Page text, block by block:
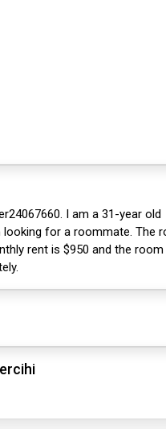
I am a 31-year old
for a roommate. The
rent is $950 and the room